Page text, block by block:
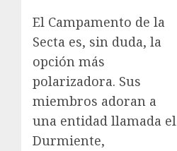
El Campamento de la
Secta es, sin duda, la
opción más
polarizadora. Sus
miembros adoran a
una entidad llamada el
Durmiente,